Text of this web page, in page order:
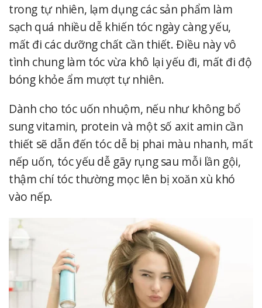
trong tự nhiên, lạm dụng các sản phẩm làm
sạch quá nhiều dễ khiến tóc ngày càng yếu,
mất đi các dưỡng chất cần thiết. Điều này vô
tình chung làm tóc vừa khô lại yếu đi, mất đi độ
bóng khỏe ẩm mượt tự nhiên.
Dành cho tóc uốn nhuộm, nếu như không bổ
sung vitamin, protein và một số axit amin cần
thiết sẽ dẫn đến tóc dễ bị phai màu nhanh, mất
nếp uốn, tóc yếu dễ gãy rụng sau mỗi lần gội,
thậm chí tóc thường mọc lên bị xoăn xù khó
vào nếp.